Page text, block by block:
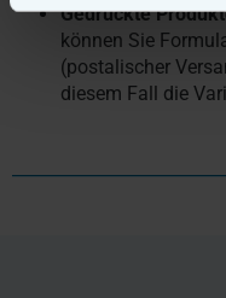
Gedruckte
können Sie
(postalischer
diesem Fall die